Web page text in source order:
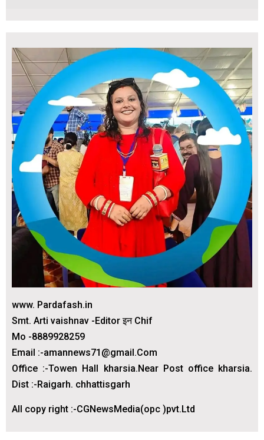
www. Pardafash.in
Smt. Arti vaishnav -Editor इन Chif
Mo -8889928259
Email :-amannews71@gmail.Com
Office :-Towen Hall kharsia.Near Post office kharsia.
Dist :-Raigarh. chhattisgarh
All copy right :-CGNewsMedia(opc )pvt.Ltd